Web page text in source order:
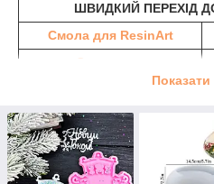
ШВИДКИЙ ПЕРЕХІД
Смола для ResinArt
Смоли для
прикрас\стільниць
Тонери для смоли
Рукавички, шпателі,
захист
Показати